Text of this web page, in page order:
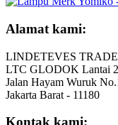
Alamat kami:
LINDETEVES
LTC GLODOK Lantai
Jalan Hayam Wuruk
Jakarta Barat - 11180
Kontak kami: